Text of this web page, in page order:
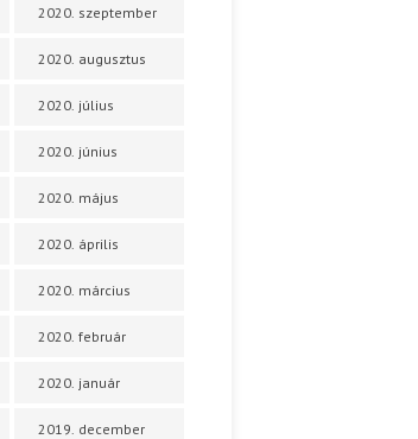
2020. szeptember
2020. augusztus
2020. július
2020. június
2020. május
2020. április
2020. március
2020. február
2020. január
2019. december